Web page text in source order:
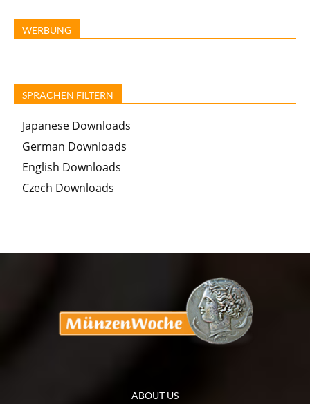
WERBUNG
SPRACHEN FILTERN
Japanese Downloads
German Downloads
English Downloads
Czech Downloads
ABOUT US